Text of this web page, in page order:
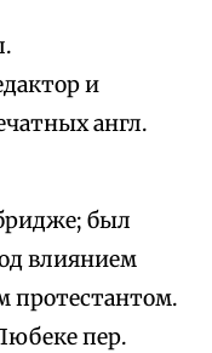
и
англ.
был
влиянием
протестантом.
пер.